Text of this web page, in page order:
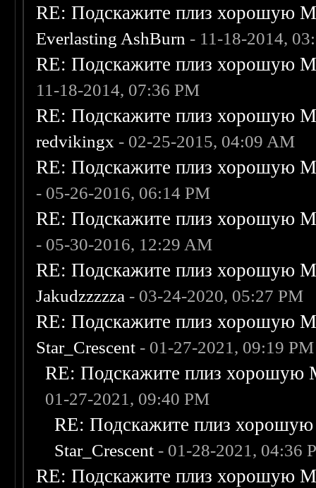
RE: Подскажите плиз хорошую
Everlasting AshBurn - 11-18-2014,
RE: Подскажите плиз хорошую
11-18-2014, 07:36 PM
RE: Подскажите плиз хорошую
redvikingx - 02-25-2015, 04:09 AM
RE: Подскажите плиз хорошую
- 05-26-2016, 06:14 PM
RE: Подскажите плиз хорошую
- 05-30-2016, 12:29 AM
RE: Подскажите плиз хорошую
Jakudzzzzza - 03-24-2020, 05:27 PM
RE: Подскажите плиз хорошую
Star_Crescent - 01-27-2021, 09:19 PM
RE: Подскажите плиз хорошую
01-27-2021, 09:40 PM
RE: Подскажите плиз
Star_Crescent - 01-28-2021, 04:36
RE: Подскажите плиз хорошую